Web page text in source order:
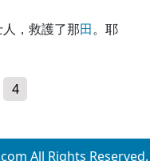
，救護了那田。耶
4
All Rights Reserved.